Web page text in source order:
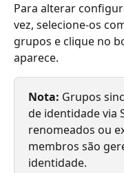
Para alterar
vez, selecione-os
grupos e clique no
aparece.
Nota: Grupos
de identidade via
renomeados ou
membros são
identidade.